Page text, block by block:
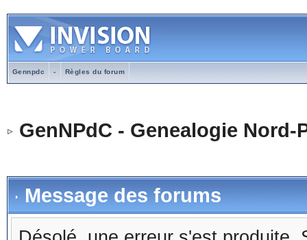
Gennpdc - Règles du forum
GenNPdC - Genealogie Nord-
Message des forums